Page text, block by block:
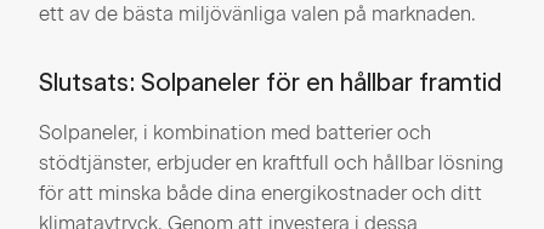
ett av de bästa miljövänliga valen på marknaden.
Slutsats: Solpaneler för en hållbar framtid
Solpaneler, i kombination med batterier och
stödtjänster, erbjuder en kraftfull och hållbar lösning
för att minska både dina energikostnader och ditt
klimatavtryck. Genom att investera i dessa